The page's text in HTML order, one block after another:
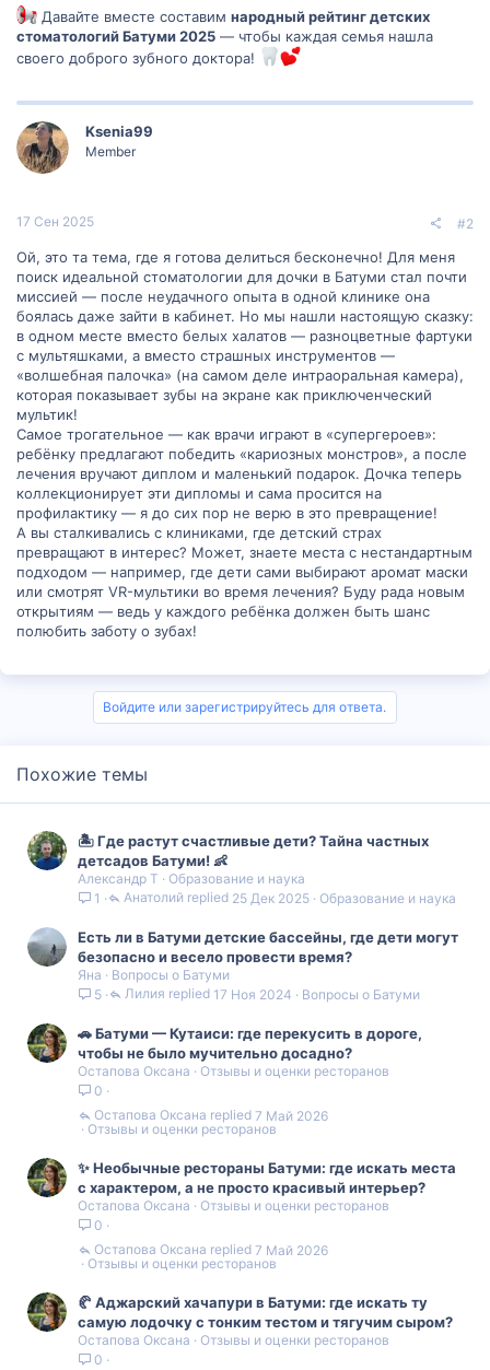
Давайте вместе составимнародный рейтинг детских
стоматологий Батуми 2025 — чтобы каждая семья нашла
своего доброго зубного доктора!
Ksenia99
Member
17 Сен 2025 #2
Ой, это та тема, где я готова делиться бесконечно! Для меня
поиск идеальной стоматологии для дочки в Батуми стал почти
миссией — после неудачного опыта в одной клинике она
боялась даже зайти в кабинет. Но мы нашли настоящую сказку:
в одном месте вместо белых халатов — разноцветные фартуки
с мультяшками, а вместо страшных инструментов —
«волшебная палочка» (на самом деле интраоральная камера),
которая показывает зубы на экране как приключенческий
мультик!
Самое трогательное — как врачи играют в «супергероев»:
ребёнку предлагают победить «кариозных монстров», а после
лечения вручают диплом и маленький подарок. Дочка теперь
коллекционирует эти дипломы и сама просится на
профилактику — я до сих пор не верю в это превращение!
А вы сталкивались с клиниками, где детский страх
превращают в интерес? Может, знаете места с нестандартным
подходом — например, где дети сами выбирают аромат маски
или смотрят VR-мультики во время лечения? Буду рада новым
открытиям — ведь у каждого ребёнка должен быть шанс
полюбить заботу о зубах!
Войдите или зарегистрируйтесь для ответа.
Похожие темы
🏝️ Где растут счастливые дети? Тайна частных
детсадов Батуми! 👶
Александр Т
Образование и наука
1
Образование и наука
25 Дек 2025
Анатолий
Есть ли в Батуми детские бассейны, где дети могут
безопасно и весело провести время?
Яна
Вопросы о Батуми
5
Вопросы о Батуми
17 Ноя 2024
Лилия
🚗 Батуми — Кутаиси: где перекусить в дороге,
чтобы не было мучительно досадно?
Остапова Оксана
Отзывы и оценки ресторанов
0
Отзывы и оценки ресторанов
7 Май 2026
Остапова Оксана
✨ Необычные рестораны Батуми: где искать места
с характером, а не просто красивый интерьер?
Остапова Оксана
Отзывы и оценки ресторанов
0
Отзывы и оценки ресторанов
7 Май 2026
Остапова Оксана
🥐 Аджарский хачапури в Батуми: где искать ту
самую лодочку с тонким тестом и тягучим сыром?
Остапова Оксана
Отзывы и оценки ресторанов
0